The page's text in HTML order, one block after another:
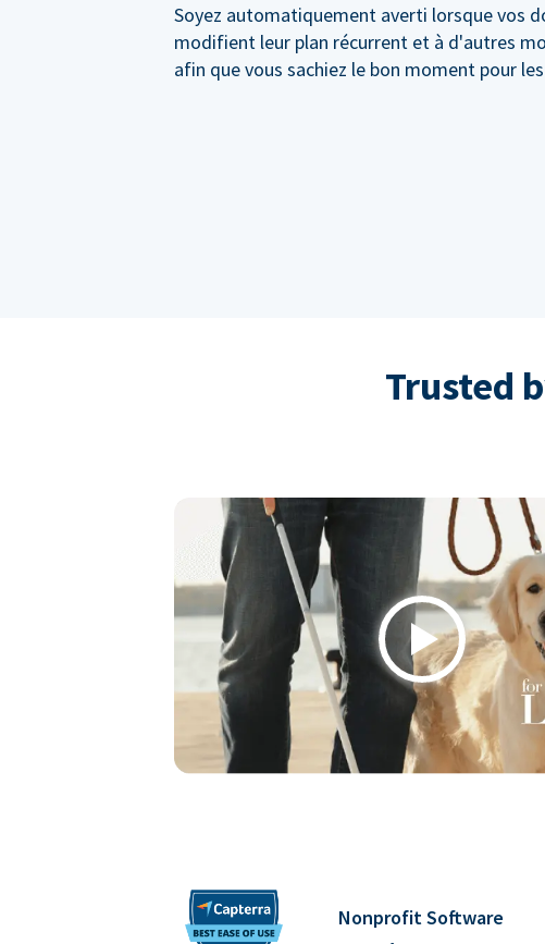
Soyez automatiquement averti lorsque vos
modifient leur plan récurrent et à d'autres
afin que vous sachiez le bon moment pour
Trusted
Play
Nonprofit Software